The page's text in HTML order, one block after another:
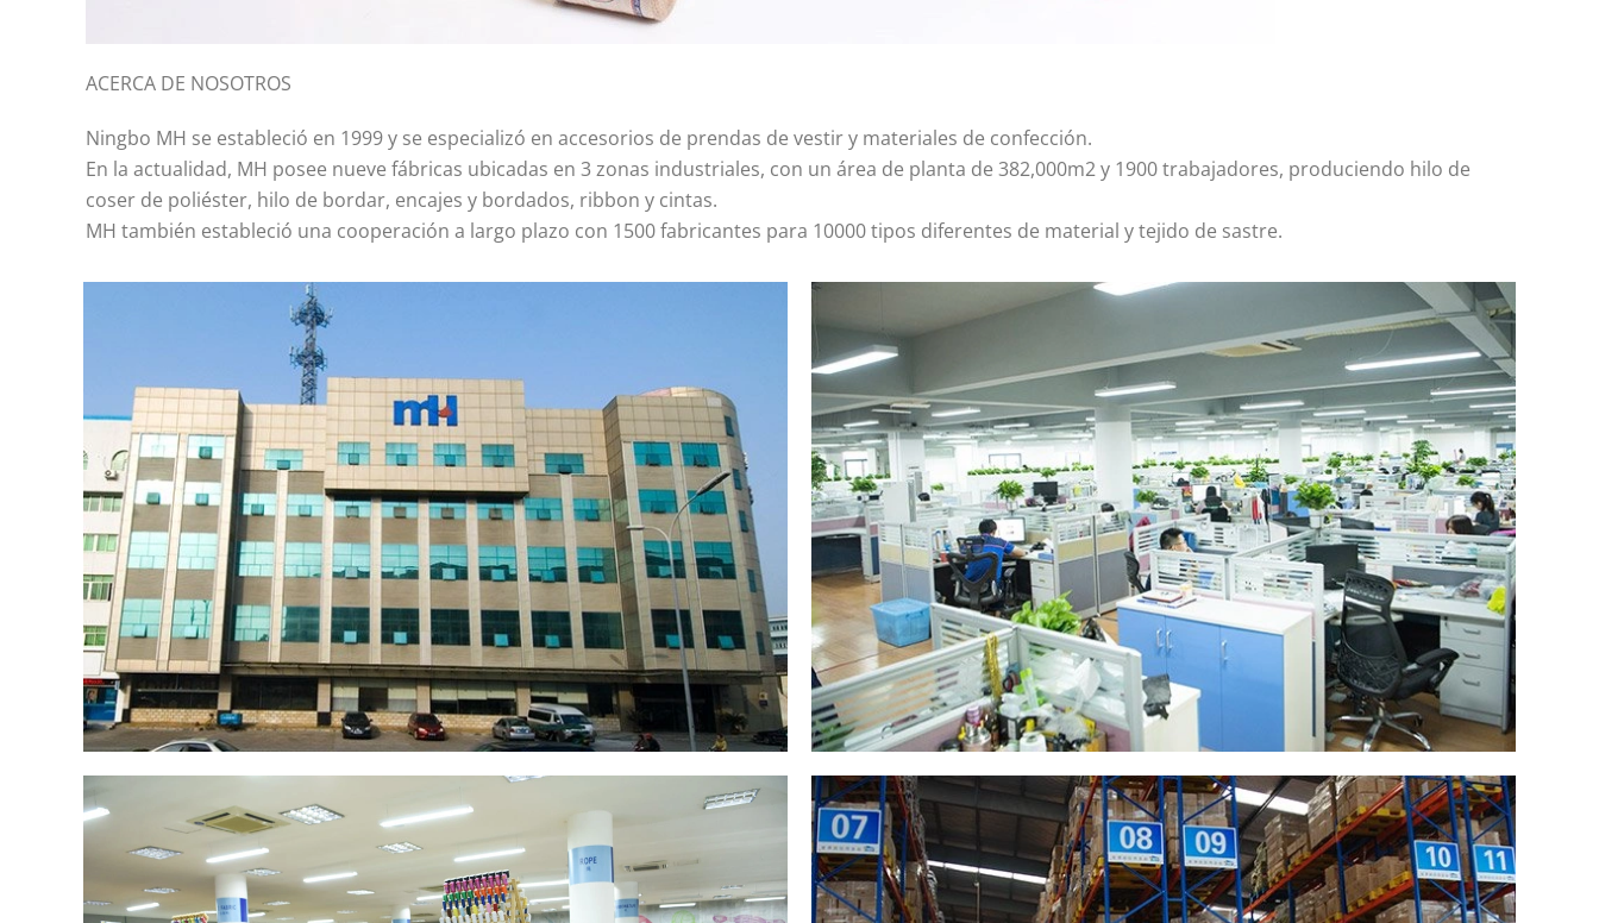
ACERCA DE NOSOTROS
Ningbo MH se estableció en 1999 y se especializó en accesorios de prendas de vestir y materiales de confección.
En la actualidad, MH posee nueve fábricas ubicadas en 3 zonas industriales, con un área de planta de 382,000m2 y 1900 trabajadores, produciendo hilo de
coser de poliéster, hilo de bordar, encajes y bordados, ribbon y cintas.
MH también estableció una cooperación a largo plazo con 1500 fabricantes para 10000 tipos diferentes de material y tejido de sastre.